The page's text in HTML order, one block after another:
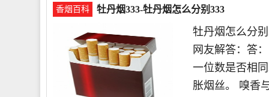
香烟百科 牡丹烟333-牡丹烟怎么分别333
牡丹烟怎么分
网友解答：答
一位数是否相
胀烟丝。 嗅香